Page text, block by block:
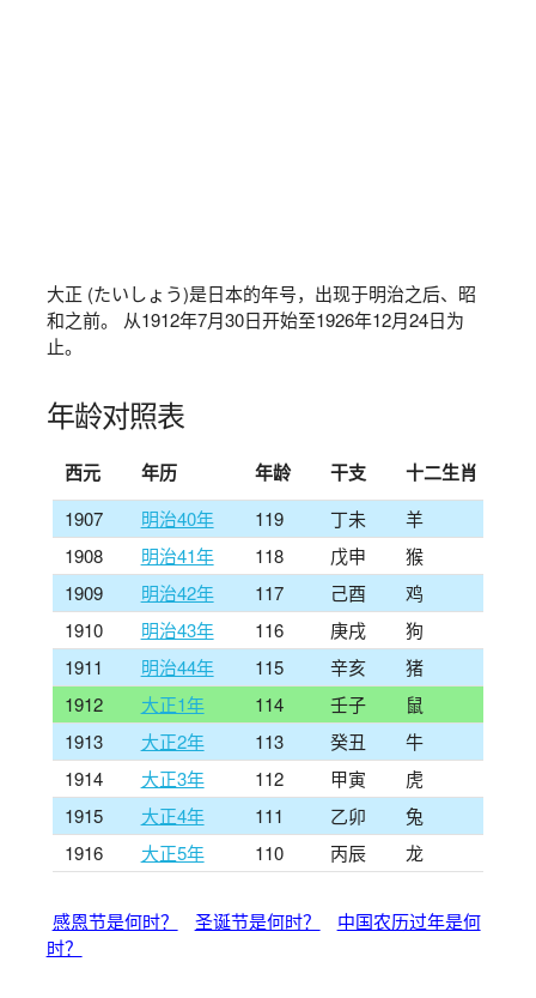
大正 (たいしょう)是日本的年号，出现于明治之后、昭
和之前。 从1912年7月30日开始至1926年12月24日为
止。
年龄对照表
西元 年历 年龄 干支 十二生肖
1907 明治40年 119 丁未
羊
1908
明治41年 118 戊申
猴
1909
明治42年 117 己酉
鸡
1910
明治43年 116 庚戌
狗
1911
明治44年 115 辛亥
猪
1912
大正1年 114 壬子
鼠
1913
大正2年 113 癸丑
牛
1914
大正3年 112 甲寅
虎
1915
大正4年 111 乙卯
兔
1916
大正5年 110 丙辰 龙
感恩节是何时？ 圣诞节是何时？
中国农历过年是何
时？